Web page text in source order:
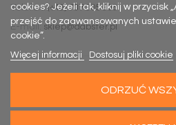
cookies? Jeżeli tak, kliknij w przycisk
przejść do zaawansowanych
cookie”.
Więcej informacji
Dostosuj pliki cookie
ODRZUĆ
Telefon:(+48) 737 305 306
E-mail: sklep@dabster.pl